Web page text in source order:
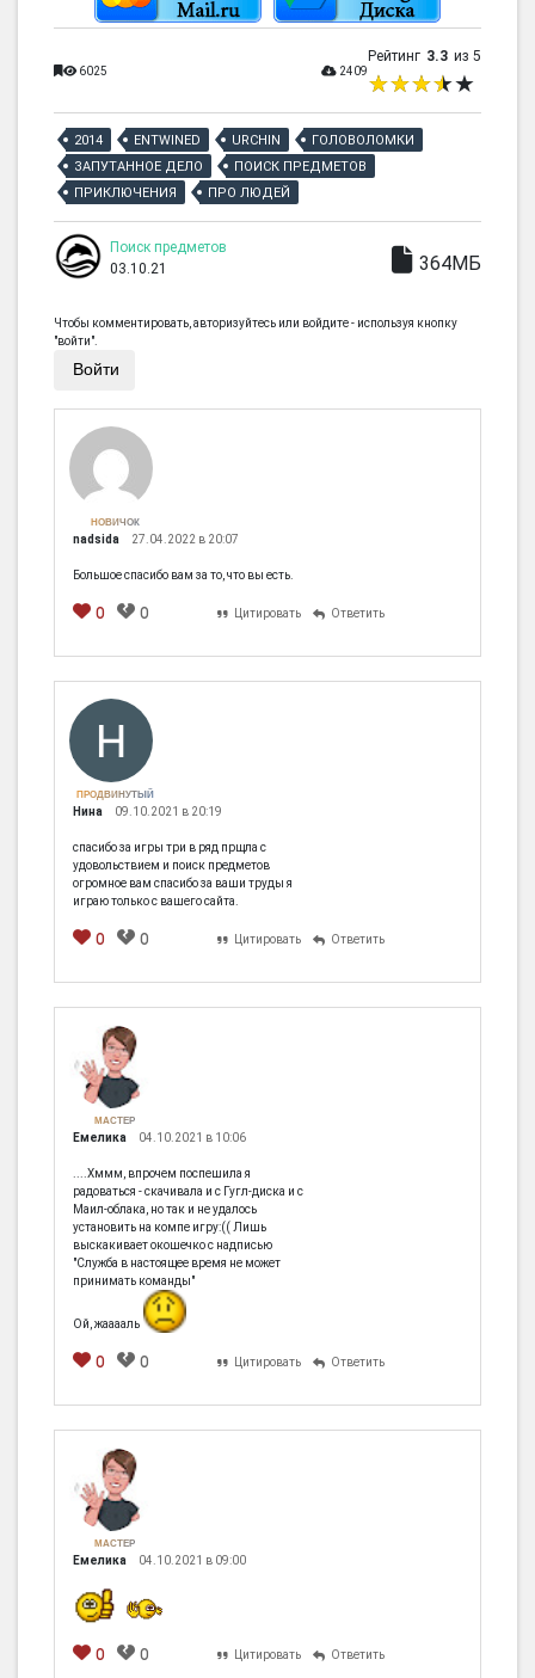
6025 2409
Рейтинг 3.3 из 5
2014 ENTWINED URCHIN
ГОЛОВОЛОМКИ
ЗАПУТАННОЕ ДЕЛО
ПОИСК ПРЕДМЕТОВ
ПРИКЛЮЧЕНИЯ
ПРО ЛЮДЕЙ
Поиск предметов
03.10.21
364МБ
Чтобы комментировать, авторизуйтесь или войдите - используя кнопку
"войти".
Войти
НОВИЧОК
nadsida 27.04.2022 в 20:07
Большое спасибо вам за то, что вы есть.
0 0 Цитировать Ответить
ПРОДВИНУТЫЙ
Нина 09.10.2021 в 20:19
спасибо за игры три в ряд прщла с
удовольствием и поиск предметов
огромное вам спасибо за ваши труды я
играю только с вашего сайта.
0 0 Цитировать Ответить
МАСТЕР
Емелика 04.10.2021 в 10:06
....Хммм, впрочем поспешила я
радоваться - скачивала и с Гугл-диска и с
Маил-облака, но так и не удалось
установить на компе игру:(( Лишь
выскакивает окошечко с надписью
"Служба в настоящее время не может
принимать команды"
Ой, жааааль
0 0 Цитировать Ответить
МАСТЕР
Емелика 04.10.2021 в 09:00
0 0 Цитировать Ответить